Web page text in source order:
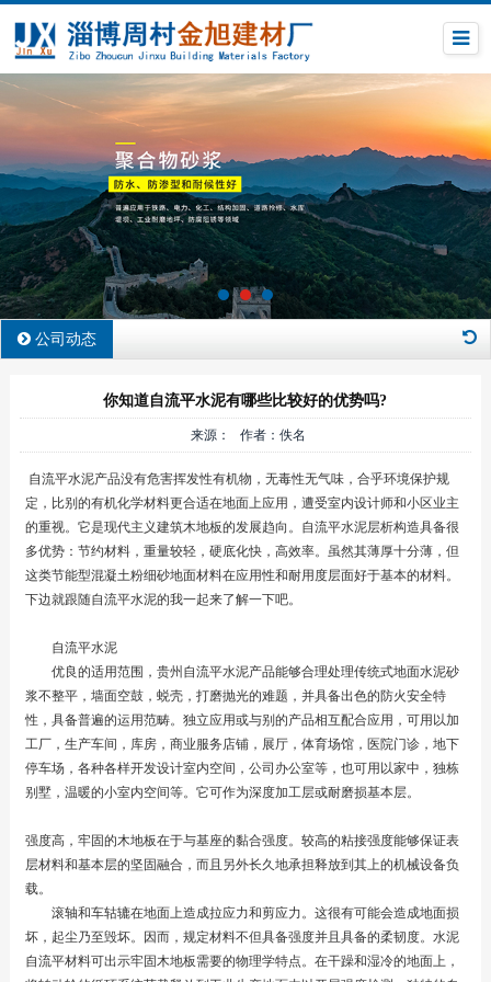
公司动态
你知道自流平水泥有哪些比较好的优势吗?
来源： 作者：佚名
自流平水泥产品没有危害挥发性有机物，无毒性无气味，合乎环境保护规
定，比别的有机化学材料更合适在地面上应用，遭受室内设计师和小区业主
的重视。它是现代主义建筑木地板的发展趋向。自流平水泥层析构造具备很
多优势：节约材料，重量较轻，硬底化快，高效率。虽然其薄厚十分薄，但
这类节能型混凝土粉细砂地面材料在应用性和耐用度层面好于基本的材料。
下边就跟随自流平水泥的我一起来了解一下吧。
自流平水泥
优良的适用范围，贵州自流平水泥产品能够合理处理传统式地面水泥砂
浆不整平，墙面空鼓，蜕壳，打磨抛光的难题，并具备出色的防火安全特
性，具备普遍的运用范畴。独立应用或与别的产品相互配合应用，可用以加
工厂，生产车间，库房，商业服务店铺，展厅，体育场馆，医院门诊，地下
停车场，各种各样开发设计室内空间，公司办公室等，也可用以家中，独栋
别墅，温暖的小室内空间等。它可作为深度加工层或耐磨损基本层。
强度高，牢固的木地板在于与基座的黏合强度。较高的粘接强度能够保证表
层材料和基本层的坚固融合，而且另外长久地承担释放到其上的机械设备负
载。
滚轴和车轱辘在地面上造成拉应力和剪应力。这很有可能会造成地面损
坏，起尘乃至毁坏。因而，规定材料不但具备强度并且具备的柔韧度。水泥
自流平材料可出示牢固木地板需要的物理学特点。在干躁和湿冷的地面上，